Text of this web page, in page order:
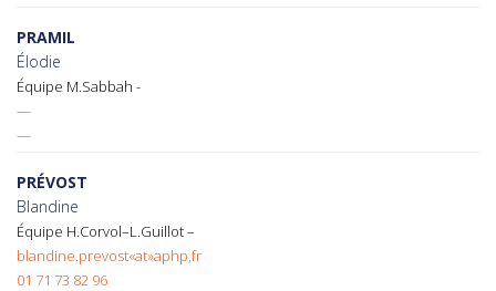
PRAMIL
Élodie
Équipe M.Sabbah -
—
—
PRÉVOST
Blandine
Équipe H.Corvol–L.Guillot –
blandine.prevost«at»aphp,fr
01 71 73 82 96